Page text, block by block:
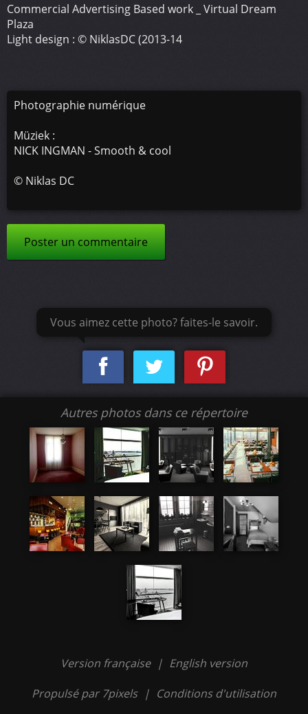
Commercial Advertising Based work _ Virtual Dream
Plaza
Light design : © NiklasDC (2013-14
Photographie numérique
Müziek :
NICK INGMAN - Smooth & cool
© Niklas DC
Poster un commentaire
Vous aimez cette photo? faites-le savoir.
Autres photos dans ce répertoire
Version française | English version
Propulsé par 7pixels | Conditions d'utilisation